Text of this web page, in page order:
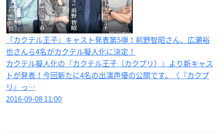
『カクテル王子』キャスト発表第5弾！前野智昭さん、広瀬裕
也さんら4名がカクテル擬人化に決定！
カクテル擬人化の『カクテル王子（カクプリ）』より新キャス
トが発表！今回新たに4名の出演声優の公開です。〈『カクプ
リ』っ…
2016-09-08 11:00